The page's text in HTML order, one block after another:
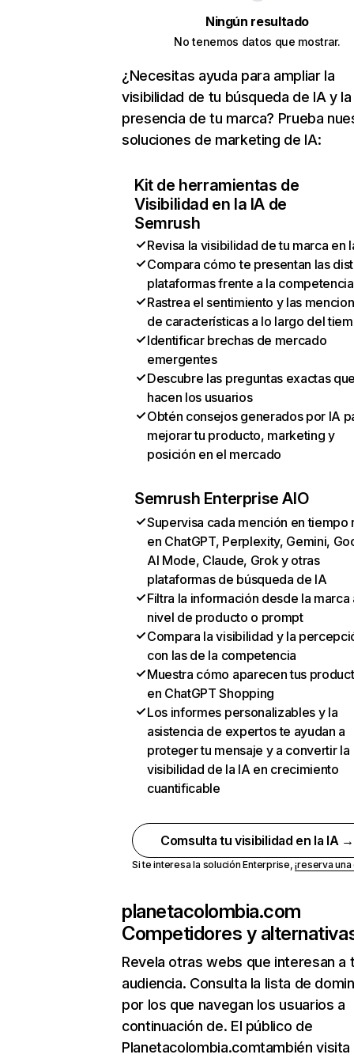
Ningún resultado
No tenemos datos que mostrar.
¿Necesitas ayuda para ampliar la
visibilidad de tu búsqueda de IA y la
presencia de tu marca? Prueba
soluciones de marketing de IA:
Kit de herramientas de
Visibilidad en la IA de
Semrush
Revisa la visibilidad de tu marca en
Compara cómo te presentan las
plataformas frente a la competencia
Rastrea el sentimiento y las
de características a lo largo del
Identificar brechas de mercado
emergentes
Descubre las preguntas exactas
hacen los usuarios
Obtén consejos generados por IA
mejorar tu producto, marketing y
posición en el mercado
Semrush Enterprise AIO
Supervisa cada mención en tiempo
en ChatGPT, Perplexity, Gemini,
AI Mode, Claude, Grok y otras
plataformas de búsqueda de IA
Filtra la información desde la marca
nivel de producto o prompt
Compara la visibilidad y la
con las de la competencia
Muestra cómo aparecen tus
en ChatGPT Shopping
Los informes personalizables y la
asistencia de expertos te ayudan a
proteger tu mensaje y a convertir la
visibilidad de la IA en crecimiento
cuantificable
Comsulta tu visibilidad en la IA →
Si te interesa la solución Enterprise,¡reserva
planetacolombia.com
Competidores y
Revela otras webs que interesan a
audiencia. Consulta la lista de
por los que navegan los usuarios a
continuación de. El público de
Planetacolombia.comtambién visita